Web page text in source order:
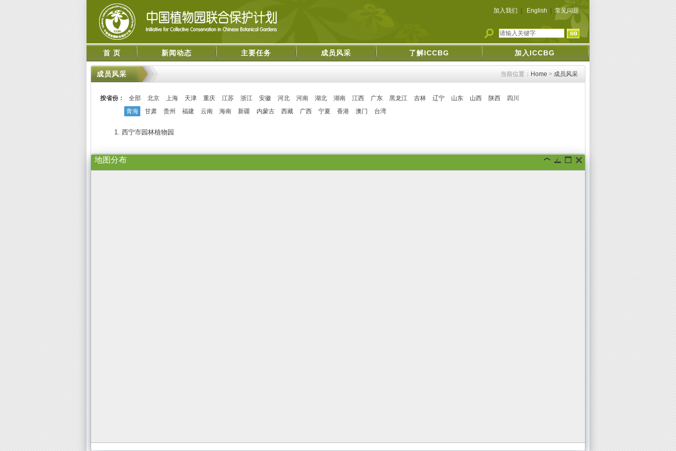
加入我们 English 常见问题
首 页 新闻动态 主要任务 成员风采 了解ICCBG 加入ICCBG
成员风采 当前位置： Home > 成员风采
按省份： 全部 北京 上海 天津 重庆 江苏 浙江 安徽 河北 河南 湖北 湖南 江西 广东 黑龙江 吉林 辽宁 山东 山西 陕西
四川
青海
甘肃 贵州 福建 云南 海南 新疆 内蒙古 西藏 广西 宁夏 香港 澳门 台湾
1. 西宁市园林植物园
地图分布